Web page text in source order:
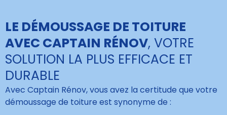
LE DÉMOUSSAGE DE TOITURE
AVEC CAPTAIN RÉNOV, VOTRE
SOLUTION LA PLUS EFFICACE ET
DURABLE
Avec Captain Rénov, vous avez la certitude que votre
démoussage de toiture est synonyme de :